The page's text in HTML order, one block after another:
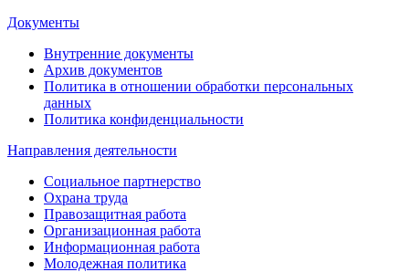
Документы
Внутренние документы
Архив документов
Политика в отношении обработки персональных
данных
Политика конфиденциальности
Направления деятельности
Социальное партнерство
Охрана труда
Правозащитная работа
Организационная работа
Информационная работа
Молодежная политика